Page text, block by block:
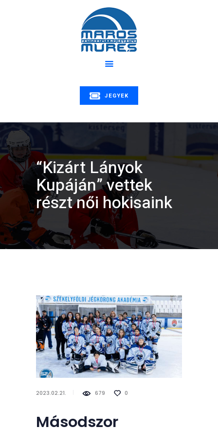
JEGYEK
“Kizárt Lányok
Kupáján” vettek
részt női hokisaink
MAROS MŰJÉGPÁLYA
Patinoarul Mureș | Maros műjégpálya
2023.02.21. 679 0
Másodszor